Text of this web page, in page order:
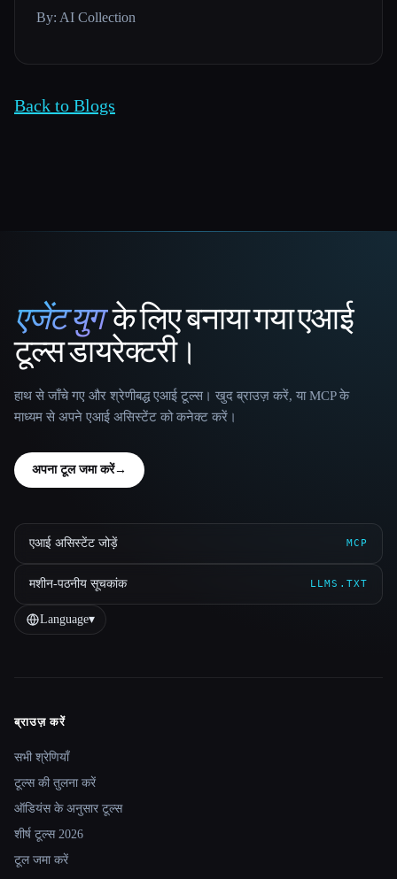
By: AI Collection
Back to Blogs
That AI Collection
एजेंट युगके लिए बनाया गया एआई
टूल्स डायरेक्टरी।
हाथ से जाँचे गए और श्रेणीबद्ध एआई टूल्स। खुद ब्राउज़ करें, या MCP के
माध्यम से अपने एआई असिस्टेंट को कनेक्ट करें।
अपना टूल जमा करें→
एआई असिस्टेंट जोड़ें MCP
मशीन-पठनीय सूचकांक LLMS.TXT
Language▾
Site navigation
ब्राउज़ करें
सभी श्रेणियाँ
टूल्स की तुलना करें
ऑडियंस के अनुसार टूल्स
शीर्ष टूल्स 2026
टूल जमा करें